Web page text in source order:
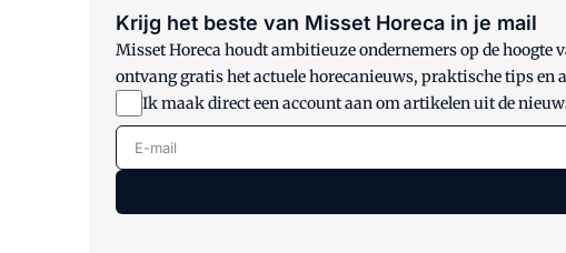
Krijg het beste van Misset Horeca in je mail
Misset Horeca houdt ambitieuze ondernemers op de
ontvang gratis het actuele horecanieuws, praktische tips en
Ik maak direct een account aan om artikelen uit de
E-mail